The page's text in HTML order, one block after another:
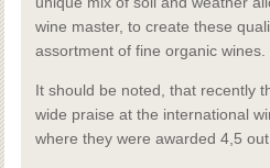
wine master, to create these
assortment of fine organic wines.
It should be noted, that recently
wide praise at the international
where they were awarded 4,5